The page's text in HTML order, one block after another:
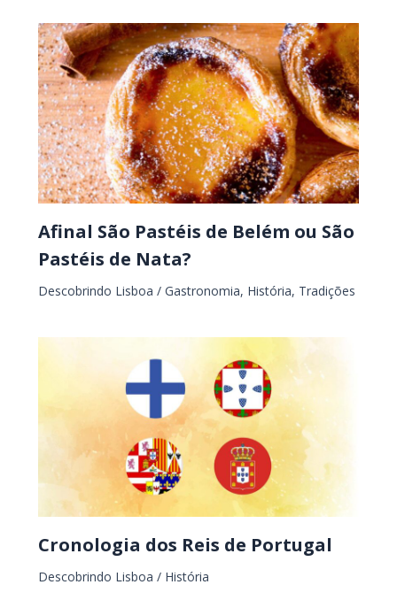
Afinal São Pastéis de Belém ou São
Pastéis de Nata?
Descobrindo Lisboa / Gastronomia, História, Tradições
Cronologia dos Reis de Portugal
Descobrindo Lisboa / História